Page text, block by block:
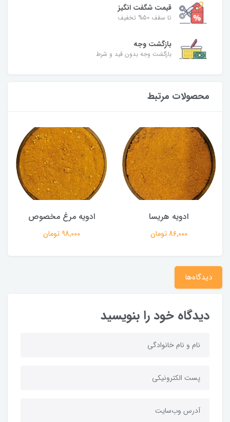
قیمت شگفت انگیز
تا سقف 50% تخفیف
بازگشت وجه
بازگشت وجه بدون قید و شرط
محصولات مرتبط
ادویه هریسا
86,000 تومان
ادویه مرغ مخصوص
98,000 تومان
دیدگاه‌ها
دیدگاه خود را بنویسید